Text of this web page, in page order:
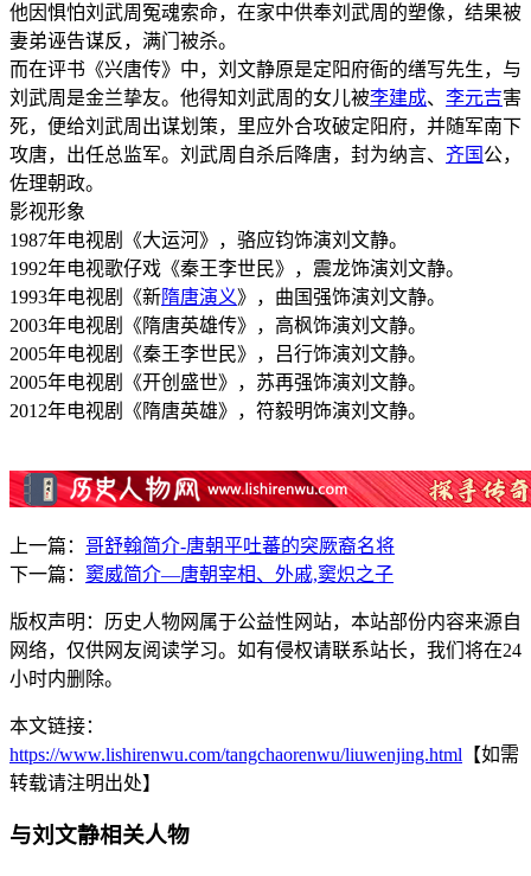
他因惧怕刘武周冤魂索命，在家中供奉刘武周的塑像，结果被
妻弟诬告谋反，满门被杀。
而在评书《兴唐传》中，刘文静原是定阳府衙的缮写先生，与
刘武周是金兰挚友。他得知刘武周的女儿被李建成、 李元吉害
死，便给刘武周出谋划策，里应外合攻破定阳府，并随军南下
攻唐，出任总监军。刘武周自杀后降唐，封为纳言、 齐国 公，
佐理朝政。
影视形象
1987年电视剧《大运河》，骆应钧饰演刘文静。
1992年电视歌仔戏《秦王李世民》，震龙饰演刘文静。
1993年电视剧《新隋唐演义》，曲国强饰演刘文静。
2003年电视剧《隋唐英雄传》，高枫饰演刘文静。
2005年电视剧《秦王李世民》，吕行饰演刘文静。
2005年电视剧《开创盛世》，苏再强饰演刘文静。
2012年电视剧《隋唐英雄》，符毅明饰演刘文静。
上一篇： 哥舒翰简介-唐朝平吐蕃的突厥裔名将
下一篇： 窦威简介—唐朝宰相、外戚,窦炽之子
版权声明：历史人物网属于公益性网站，本站部份内容来源自
网络，仅供网友阅读学习。如有侵权请联系站长，我们将在24
小时内删除。
本文链接：
https://www.lishirenwu.com/tangchaorenwu/liuwenjing.html 【如需
转载请注明出处】
与刘文静相关人物